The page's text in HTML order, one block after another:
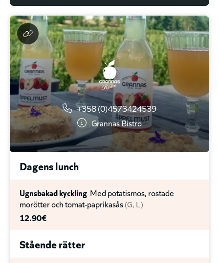
tomat, libanesisk pickle och tartarsås (sesamyoghurt).
10.00€
Shawarma chicken tallrikMarinerad kyckling,
blandsallad, vitlökssås och pommes.
12.50€
Shich Tawook tallrikMarinerad kyckling, blandsallad,
coleslow, vitlökssås och pommes.
13.50€
Falafel tallrikHemlagad falafel, hummus,
blandsallad, tartarsås (sesamyoghurt) och pommes.
Pommes
4.00€
CrispersFriterade potatisklyftor.
+358 (0)4573424539
Grannas Bistro
Dagens lunch
Ugnsbakad kyckling Med potatismos, rostade
morötter och tomat-paprikasås G L
12.90€
Stående rätter